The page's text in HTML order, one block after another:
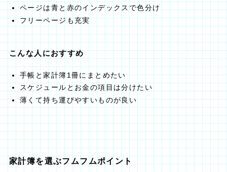
ページは青と赤のインデックスで色分け
フリーページも充実
こんな人におすすめ
手帳と家計簿1冊にまとめたい
スケジュールとお金の項目は分けたい
薄くて持ち運びやすいものが良い
家計簿を選ぶフムフムポイント